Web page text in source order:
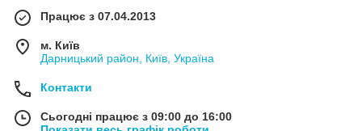
Працює з 07.04.2013
м. Київ
Дарницький район, Київ, Україна
Контакти
Сьогодні працює з 09:00 до 16:00